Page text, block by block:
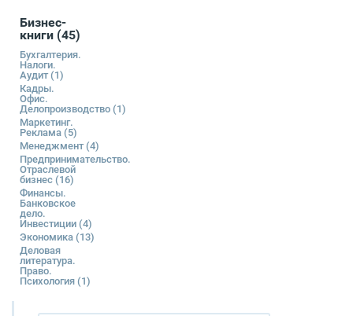
Бизнес-
книги (45)
Бухгалтерия.
Налоги.
Аудит(1)
Кадры.
Офис.
Делопроизводство (1)
Маркетинг.
Реклама (5)
Менеджмент(4)
Предпринимательство.
Отраслевой
бизнес (16)
Финансы.
Банковское
дело.
Инвестиции (4)
Экономика (13)
Деловая
литература.
Право.
Психология (1)